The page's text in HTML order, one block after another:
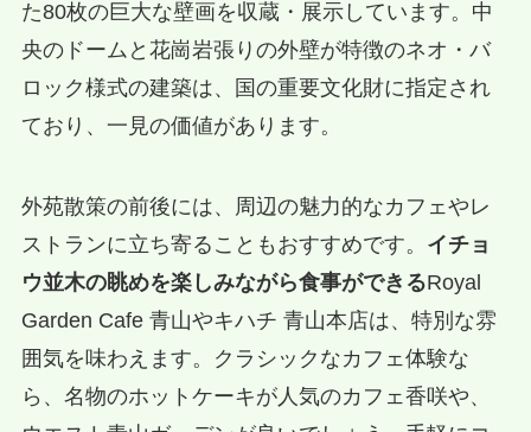
た80枚の巨大な壁画を収蔵・展示しています。中
央のドームと花崗岩張りの外壁が特徴のネオ・バ
ロック様式の建築は、国の重要文化財に指定され
ており、一見の価値があります。
外苑散策の前後には、周辺の魅力的なカフェやレ
ストランに立ち寄ることもおすすめです。 イチョ
ウ並木の眺めを楽しみながら食事ができるRoyal
Garden Cafe 青山やキハチ 青山本店は、特別な雰
囲気を味わえます。クラシックなカフェ体験な
ら、名物のホットケーキが人気のカフェ香咲や、